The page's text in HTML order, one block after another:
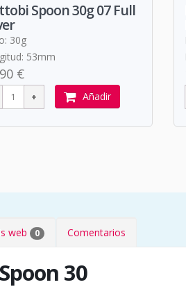
Spoon 30g 07 Full
30g
53mm
€
Añadir
web 0 Comentarios
30